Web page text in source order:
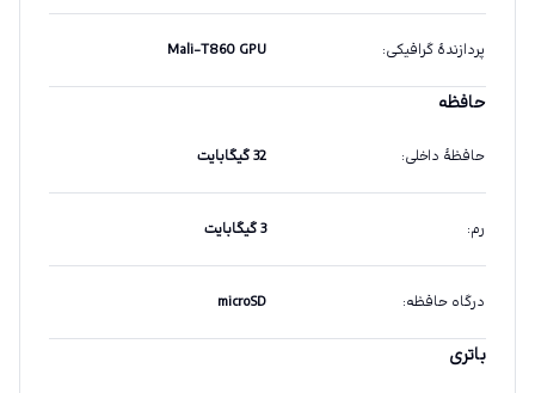
پردازندهٔ گرافیکی:
Mali-T860 GPU
حافظه
حافظهٔ داخلی: 32 گیگابایت
رم: 3 گیگابایت
درگاه حافظه:
microSD
باتری